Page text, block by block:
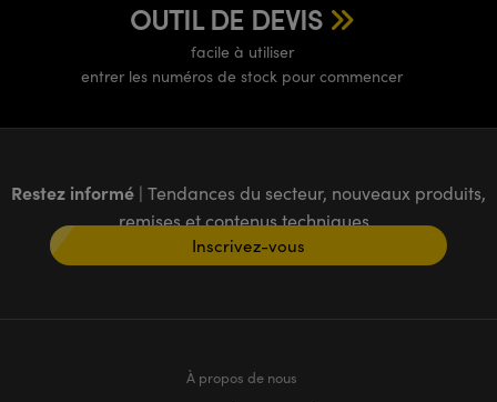
OUTIL DE DEVIS
facile à utiliser
entrer les numéros de stock pour commencer
Restez informé | Tendances du secteur, nouveaux produits,
remises et contenus techniques
Inscrivez-vous
À propos de nous